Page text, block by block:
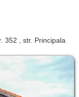
352 , str. Principala